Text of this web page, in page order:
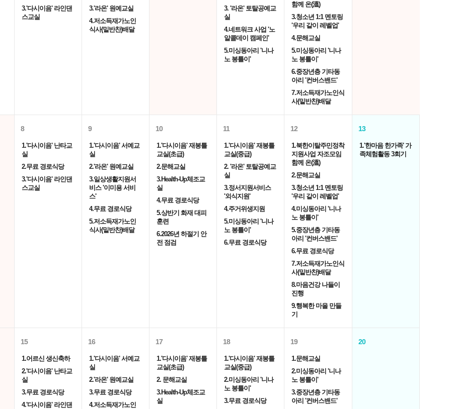
3.'다시이음' 라인댄
스교실
3.'라온' 원예교실
4.저소득재가노인
식사(밑반찬)배달
3. '라온' 토탈공예교
실
4.네트워크 사업 '노
알콜데이 캠페인'
5.미싱동아리 '니나
노 봉틀이'
함께 온(溫)
3.청소년 1:1 멘토링
'우리 같이 레벨업'
4.문해교실
5.미싱동아리 '니나
노 봉틀이'
6.중장년층 기타동
아리 '컨버스밴드'
7.저소득재가노인식
사(밑반찬)배달
8
1.'다시이음' 난타교
실
2.무료 경로식당
3.'다시이음' 라인댄
스교실
9
1.'다시이음' 서예교
실
2.'라온' 원예교실
3.일상생활지원서
비스 '이미용 서비
스'
4.무료 경로식당
5.저소득재가노인
식사(밑반찬)배달
10
1.'다시이음' 재봉틀
교실(초급)
2.문해교실
3.Health-Up체조교
실
4.무료 경로식당
5.상반기 화재 대피
훈련
6.2026년 하절기 안
전 점검
11
1.'다시이음' 재봉틀
교실(중급)
2. '라온' 토탈공예교
실
3.정서지원서비스
'외식지원'
4.주거위생지원
5.미싱동아리 '니나
노 봉틀이'
6.무료 경로식당
12
1.북한이탈주민정착
지원사업 자조모임
함께 온(溫)
2.문해교실
3.청소년 1:1 멘토링
'우리 같이 레벨업'
4.미싱동아리 '니나
노 봉틀이'
5.중장년층 기타동
아리 '컨버스밴드'
6.무료 경로식당
7.저소득재가노인식
사(밑반찬)배달
8.마음건강 나들이
진행
9.행복한 마을 만들
기
13
1.'한마음 한가족' 가
족체험활동 3회기
15
1.어르신 생신축하
2.'다시이음' 난타교
실
3.무료 경로식당
4.'다시이음' 라인댄
16
1.'다시이음' 서예교
실
2.'라온' 원예교실
3.무료 경로식당
4.저소득재가노인
17
1.'다시이음' 재봉틀
교실(초급)
2. 문해교실
3.Health-Up체조교
실
18
1.'다시이음' 재봉틀
교실(중급)
2.미싱동아리 '니나
노 봉틀이'
3.무료 경로식당
19
1.문해교실
2.미싱동아리 '니나
노 봉틀이'
3.중장년층 기타동
아리 '컨버스밴드'
20